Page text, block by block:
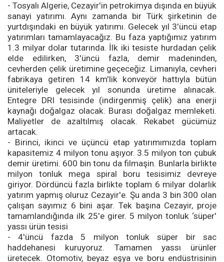
- Tosyalı Algerie, Cezayir'in petrokimya dışında en büyük
sanayi yatırımı. Aynı zamanda bir Türk şirketinin de
yurtdışındaki en büyük yatırımı. Gelecek yıl 3'üncü etap
yatırımları tamamlayacağız. Bu faza yaptığımız yatırım
1.3 milyar dolar tutarında. İlk iki tesiste hurdadan çelik
elde edilirken, 3'üncü fazla, demir madeninden,
cevherden çelik üretimine geçeceğiz. Limanıyla, cevheri
fabrikaya getiren 14 km'lik konveyör hattıyla bütün
üniteleriyle gelecek yıl sonunda üretime alınacak.
Entegre DRI tesisinde (indirgenmiş çelik) ana enerji
kaynağı doğalgaz olacak. Burası doğalgaz memleketi.
Maliyetler de azaltılmış olacak. Rekabet gücümüz
artacak.
- Birinci, ikinci ve üçüncü etap yatırımımızda toplam
kapasitemiz 4 milyon tonu aşıyor. 3.5 milyon ton çubuk
demir üretimi. 600 bin tonu da filmaşin. Bunlarla birlikte
milyon tonluk mega spiral boru tesisimiz devreye
giriyor. Dördüncü fazla birlikte toplam 6 milyar dolarlık
yatırım yapmış oluruz Cezayir'e. Şu anda 3 bin 300 olan
çalışan sayımız 6 bini aşar. Tek başına Cezayir, proje
tamamlandığında ilk 25'e girer. 5 milyon tonluk ‘süper'
yassı ürün tesisi
- 4'üncü fazda 5 milyon tonluk süper bir sac
haddehanesi kuruyoruz. Tamamen yassı ürünler
üretecek. Otomotiv, beyaz eşya ve boru endüstrisinin